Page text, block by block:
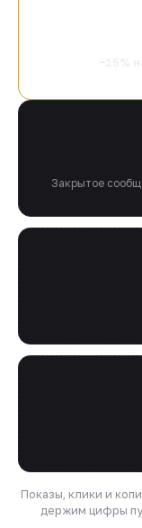
Закрытое
Показы, клики и
держим цифры